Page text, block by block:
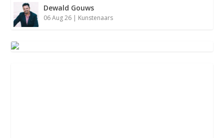
Dewald Gouws
06 Aug 26 | Kunstenaars